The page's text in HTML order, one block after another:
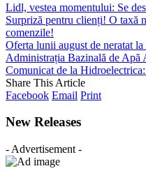
Lidl, vestea momentului: Se
Surpriză pentru clienți! O taxă
comenzile!
Oferta lunii august de neratat
Administrația Bazinală de Apă
Comunicat de la
Share This Article
Facebook Email Print
New Releases
- Advertisement -